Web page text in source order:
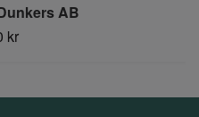
AB
kr